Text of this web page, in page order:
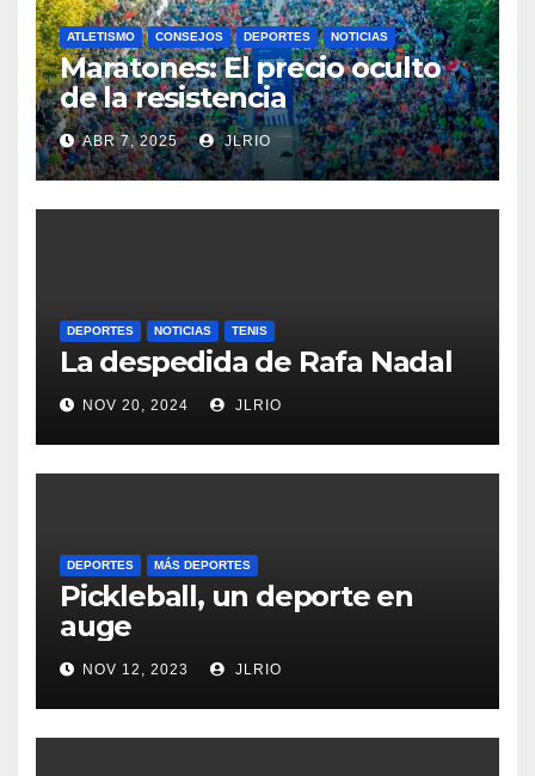
ATLETISMO CONSEJOS DEPORTES NOTICIAS
Maratones: El precio oculto
de la resistencia
ABR 7, 2025 JLRIO
DEPORTES NOTICIAS TENIS
La despedida de Rafa Nadal
NOV 20, 2024 JLRIO
DEPORTES MÁS DEPORTES
Pickleball, un deporte en
auge
NOV 12, 2023 JLRIO